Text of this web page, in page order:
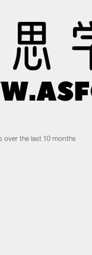
over the last 10 months